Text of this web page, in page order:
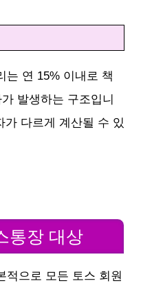
는 연 15% 이내로 책
발생하는 구조입니
가 다르게 계산될 수 있
통장 대상
적으로 모든 토스 회원